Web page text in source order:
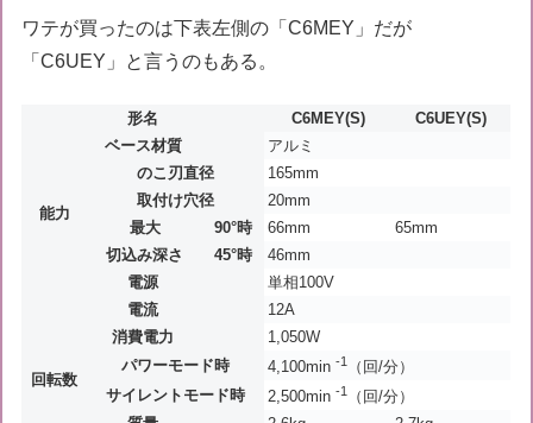
ワテが買ったのは下表左側の「C6MEY」だが
「C6UEY」と言うのもある。
形名 C6MEY(S)
C6UEY(S)
ベース材質
アルミ
能力
のこ刃直径
165mm
取付け穴径
20mm
最大
切込み深さ
90°時 66mm
65mm
45°時
46mm
電源
単相100V
電流
12A
消費電力
1,050W
回転数
パワーモード時 4,100min-1
（回/分）
サイレントモード時
2,500min-1
（回/分）